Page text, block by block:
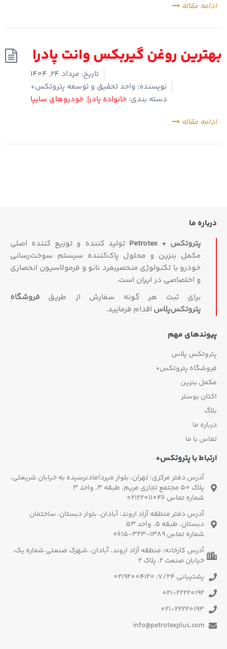
ادامه مقاله
بهترین روغن گیربکس وانت پادرا
تاریخ: مرداد 24, 1404
نویسنده: واحد تحقیق و توسعه پتروتکس+
دسته بندی: خانواده پادرا, خودروهای سایپا
ادامه مقاله
درباره ما
پتروتکس + Petrotex
تولید کننده و توزیع کننده اصلی
مکمل بنزین و محلول پاک‌کننده سیستم سوخت‌رسانی
خودرو با تکنولوژی منحصربفرد نانو و فرمولاسیون انحصاری
و اختصاصی در ایران است.
برای ثبت هر گونه سفارش از طریق فروشگاه
پتروتکس‏‌پلاس اقدام فرمایید.
پیوندهای مهم
پتروتکس پلاس
فروشگاه پتروتکس+
مکمل بنزین
اکتان بوستر
بلاگ
درباره ما
تماس با ما
ارتباط با پتروتکس+
آدرس دفتر مرکزی: تهران، بلوار میردامادنرسیده به خیابان شریعتی،
پلاک 50 مجتمع تجاری مریم، طبقه 3، واحد 3
شماره تماس 02122011046
آدرس دفتر منطقه آزاد اروند: آبادان، بلوار دبستان، ساختمان
دبستان، طبقه 5، واحد 53
شماره تماس 1389-323-0615
آدرس کارخانه: منطقه آزاد اروند، آبادان، شهرک صنعتی شماره یک،
خیابان صنعت 2، پلاک 2
پشتیبانی 7/24: 02192004120
021-22220192
021-22220193
info@petrotexplus.com